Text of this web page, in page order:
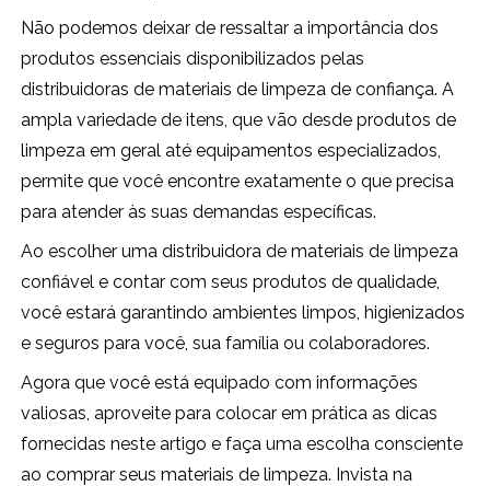
Não podemos deixar de ressaltar a importância dos
produtos essenciais disponibilizados pelas
distribuidoras de materiais de limpeza de confiança. A
ampla variedade de itens, que vão desde produtos de
limpeza em geral até equipamentos especializados,
permite que você encontre exatamente o que precisa
para atender às suas demandas específicas.
Ao escolher uma distribuidora de materiais de limpeza
confiável e contar com seus produtos de qualidade,
você estará garantindo ambientes limpos, higienizados
e seguros para você, sua família ou colaboradores.
Agora que você está equipado com informações
valiosas, aproveite para colocar em prática as dicas
fornecidas neste artigo e faça uma escolha consciente
ao comprar seus materiais de limpeza. Invista na